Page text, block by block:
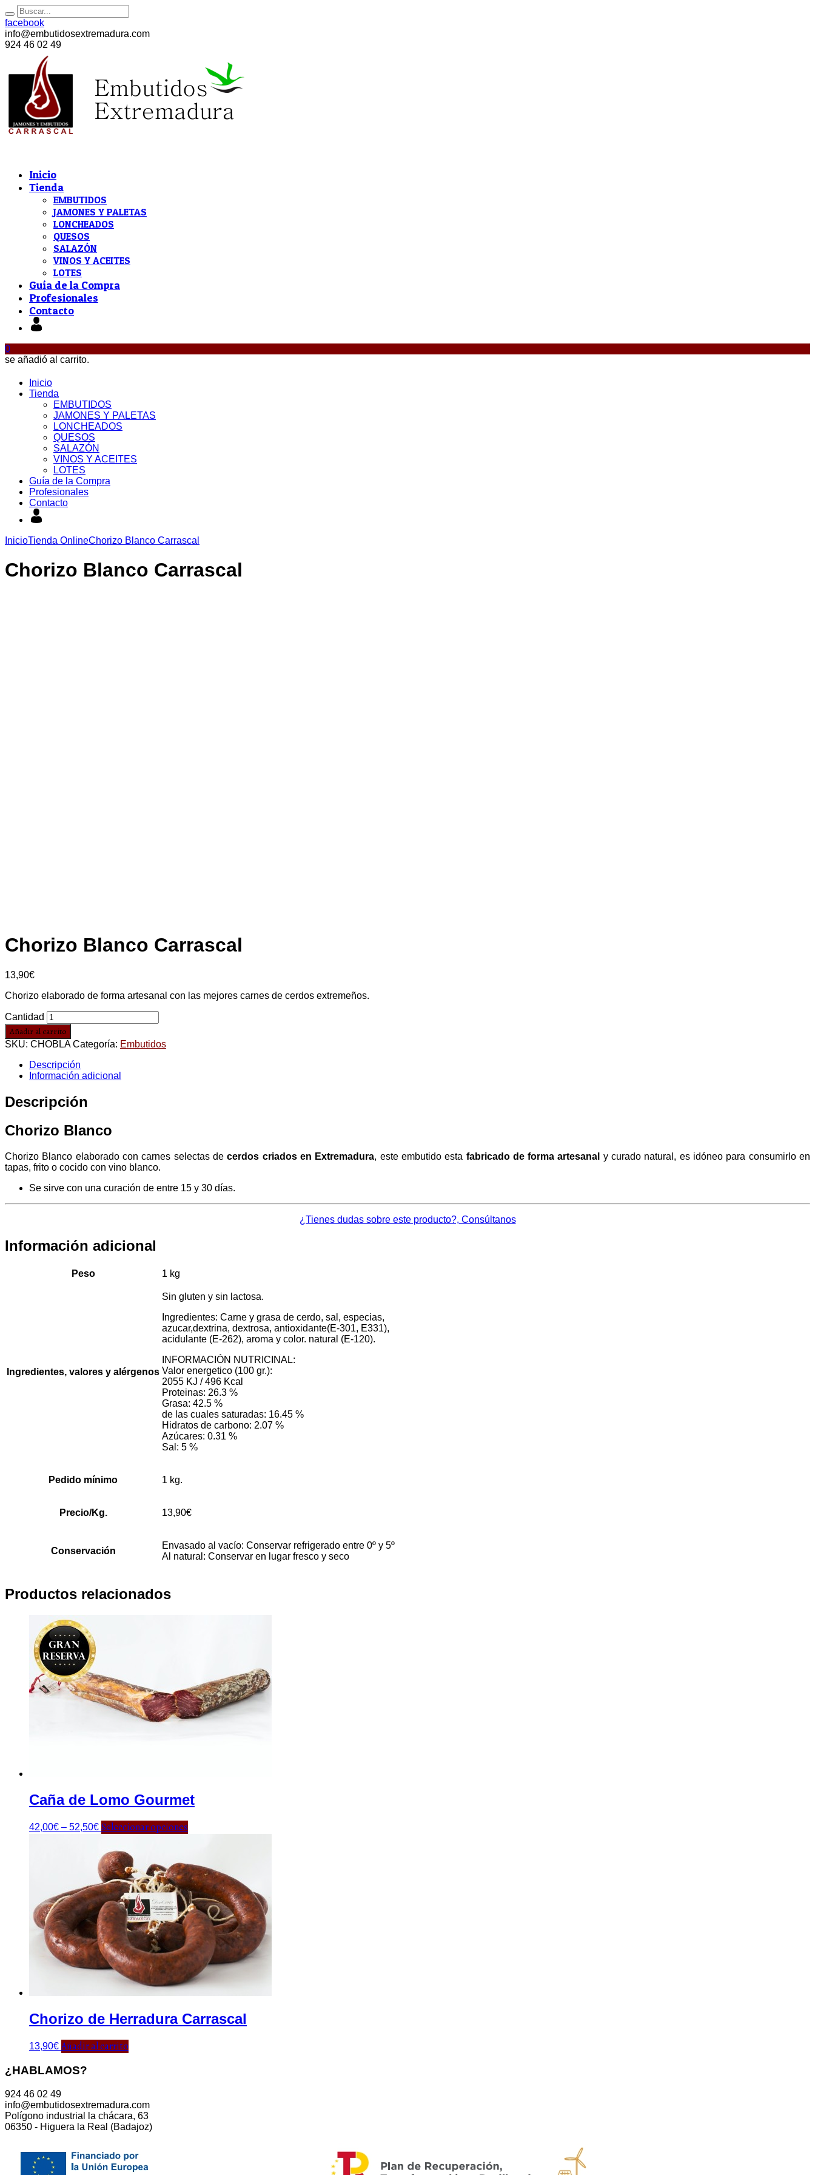
facebook
info@embutidosextremadura.com
924 46 02 49
Inicio
Tienda
EMBUTIDOS
JAMONES Y PALETAS
LONCHEADOS
QUESOS
SALAZÓN
VINOS Y ACEITES
LOTES
Guía de la Compra
Profesionales
Contacto
0
se añadió al carrito.
Inicio
Tienda
EMBUTIDOS
JAMONES Y PALETAS
LONCHEADOS
QUESOS
SALAZÓN
VINOS Y ACEITES
LOTES
Guía de la Compra
Profesionales
Contacto
InicioTienda OnlineChorizo Blanco Carrascal
Chorizo Blanco Carrascal
Chorizo Blanco Carrascal
13,90€
Chorizo elaborado de forma artesanal con las mejores carnes de cerdos extremeños.
Cantidad
Añadir al carrito
SKU: CHOBLA Categoría: Embutidos
Descripción
Información adicional
Descripción
Chorizo Blanco
Chorizo Blanco elaborado con carnes selectas decerdos criados en Extremadura, este embutido esta fabricado de forma artesanal y curado natural, es idóneo para consumirlo en
tapas, frito o cocido con vino blanco.
Se sirve con una curación de entre 15 y 30 días.
¿Tienes dudas sobre este producto?, Consúltanos
Información adicional
Peso 1 kg
Ingredientes, valores y alérgenos
Sin gluten y sin lactosa.
Ingredientes: Carne y grasa de cerdo, sal, especias,
azucar,dextrina, dextrosa, antioxidante(E-301, E331),
acidulante (E-262), aroma y color. natural (E-120).
INFORMACIÓN NUTRICINAL:
Valor energetico (100 gr.):
2055 KJ / 496 Kcal
Proteinas: 26.3 %
Grasa: 42.5 %
de las cuales saturadas: 16.45 %
Hidratos de carbono: 2.07 %
Azúcares: 0.31 %
Sal: 5 %
Pedido mínimo 1 kg.
Precio/Kg. 13,90€
Conservación
Envasado al vacío: Conservar refrigerado entre 0º y 5º
Al natural: Conservar en lugar fresco y seco
Productos relacionados
Caña de Lomo Gourmet
42,00€ – 52,50€ Seleccionar opciones
Chorizo de Herradura Carrascal
13,90€ Añadir al carrito
¿HABLAMOS?
924 46 02 49
info@embutidosextremadura.com
Polígono industrial la chácara, 63
06350 - Higuera la Real (Badajoz)